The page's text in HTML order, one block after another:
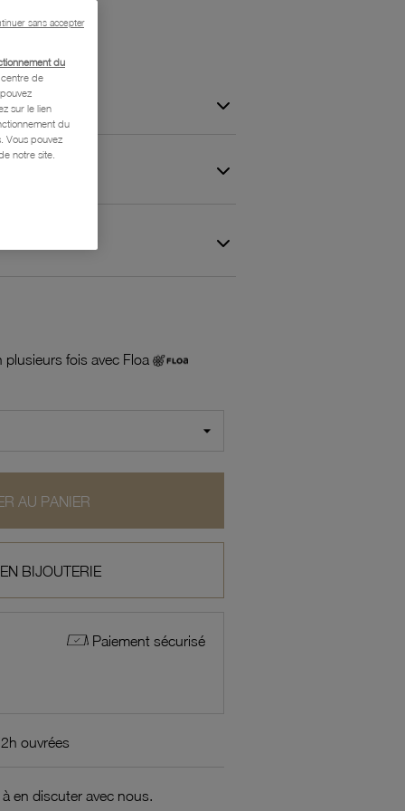
fois avec Floa
AU PANIER
BIJOUTERIE
Paiement sécurisé
ouvrées
en discuter avec nous.
du
de
sur le lien
du
Vous pouvez
notre site.
sans accepter